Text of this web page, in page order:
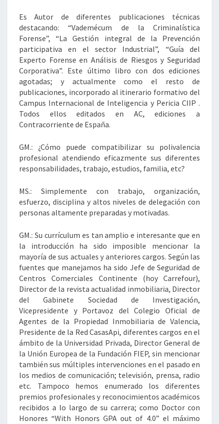
Es Autor de diferentes publicaciones técnicas
destacando: “Vademécum de la Criminalística
Forense”, “La Gestión integral de la Prevención
participativa en el sector Industrial”, “Guía del
Experto Forense en Análisis de Riesgos y Seguridad
Corporativa”. Este último libro con dos ediciones
agotadas; y actualmente como el resto de
publicaciones, incorporado al itinerario formativo del
Campus Internacional de Inteligencia y Pericia CIIP .
Todos ellos editados en AC, ediciones a
Contracorriente de España.
GM.: ¿Cómo puede compatibilizar su polivalencia
profesional atendiendo eficazmente sus diferentes
responsabilidades, trabajo, estudios, familia, etc?
MS.: Simplemente con trabajo, organización,
esfuerzo, disciplina y altos niveles de delegación con
personas altamente preparadas y motivadas.
GM.: Su currículum es tan amplio e interesante que en
la introducción ha sido imposible mencionar la
mayoría de sus actuales y anteriores cargos. Según las
fuentes que manejamos ha sido Jefe de Seguridad de
Centros Comerciales Continente (hoy Carrefour),
Director de la revista actualidad inmobiliaria, Director
del Gabinete Sociedad de Investigación,
Vicepresidente y Portavoz del Colegio Oficial de
Agentes de la Propiedad Inmobiliaria de Valencia,
Presidente de la Red CasasApi, diferentes cargos en el
ámbito de la Universidad Privada, Director General de
la Unión Europea de la Fundación FIEP, sin mencionar
también sus múltiples intervenciones en el pasado en
los medios de comunicación; televisión, prensa, radio
etc. Tampoco hemos enumerado los diferentes
premios profesionales y reconocimientos académicos
recibidos a lo largo de su carrera; como Doctor con
Honores “With Honors GPA out of 4.0” el máximo